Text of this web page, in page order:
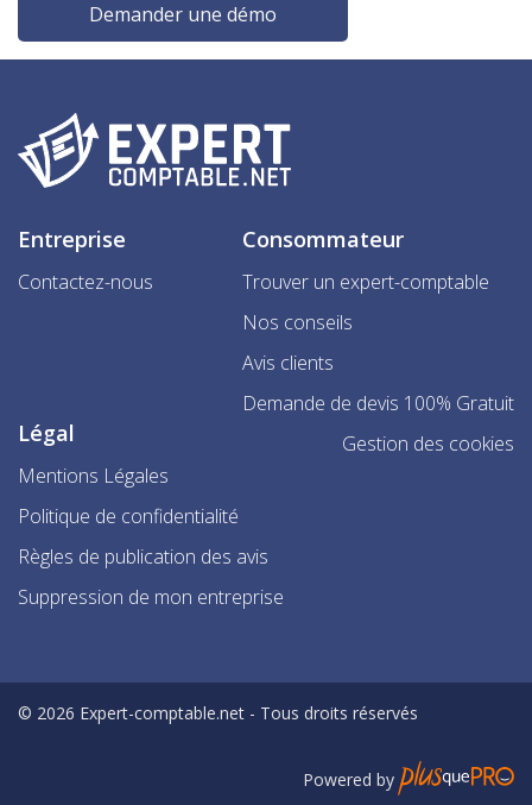
Demander une démo
Entreprise
Contactez-nous
Consommateur
Trouver un expert-comptable
Nos conseils
Avis clients
Demande de devis 100% Gratuit
Légal
Mentions Légales
Politique de confidentialité
Règles de publication des avis
Suppression de mon entreprise
Gestion des cookies
© 2026 Expert-comptable.net - Tous droits réservés
Powered by